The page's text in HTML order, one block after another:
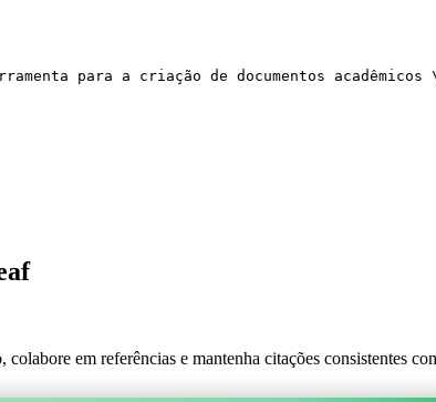
para a criação de documentos acadêmicos
colabore em referências e mantenha citações consistentes